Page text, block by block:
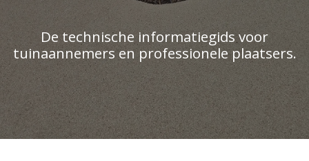
De technische informatiegids voor
tuinaannemers en professionele plaatsers.